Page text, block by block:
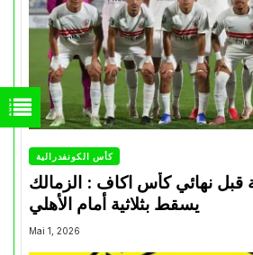
كأس الكونفدرالية
قبل نهائي كأس اكاف : الزمالك
Mai 1, 2026